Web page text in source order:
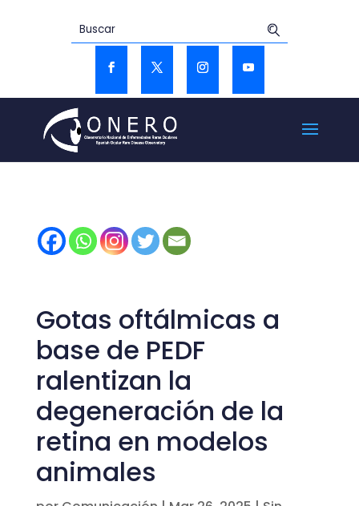
Gotas oftálmicas a
base de PEDF
ralentizan la
degeneración de la
retina en modelos
animales